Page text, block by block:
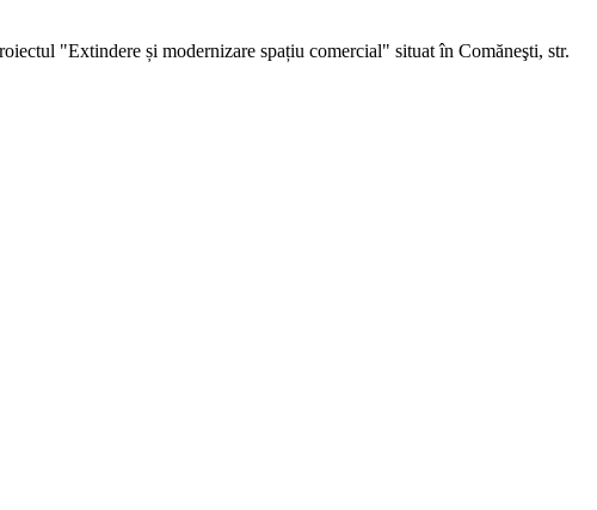
"Extindere și modernizare spațiu comercial" situat în Comăneşti, str.